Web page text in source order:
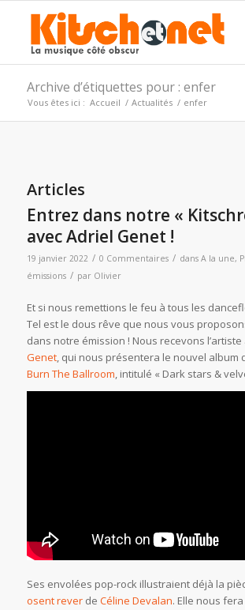
Archive d’étiquettes pour : enfer
Vous êtes ici : Accueil / Actualités / enfer
Articles
Entrez dans notre «
avec Adriel Genet !
19 janvier 2022 / 0 Commentaires / dans A la une,
émissions / par Olivier
Et si nous remettions le feu à tous les
Tel est le dous rêve que nous vous
dans notre émission ! Nous recevons
Genet, qui nous présentera le nouvel album
Burn The Ballroom, intitulé « Dark stars &
Ses envolées pop-rock illustraient déjà la
osent reverde Céline Devalan. Elle nous